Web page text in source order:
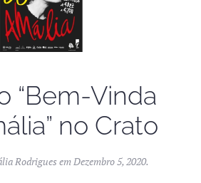
“Bem-Vinda
no Crato
RodriguesemDezembro 5, 2020.